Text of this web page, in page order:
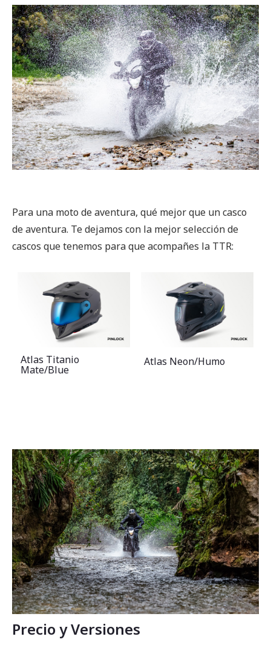
Para una moto de aventura, qué mejor que un casco
de aventura. Te dejamos con la mejor selección de
cascos que tenemos para que acompañes la TTR:
Atlas Titanio
Mate/Blue
Atlas Neon/Humo
Precio y Versiones